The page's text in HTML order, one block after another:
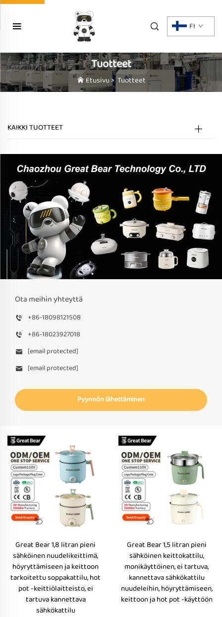
FI
Tuotteet
Etusivu> Tuotteet
KAIKKI TUOTTEET
Ota meihin yhteyttä
+86-18098121508
+86-18023927018
[email protected]
[email protected]
Pyynnön lähettäminen
Great Bear 1,8 litran pieni
sähköinen nuudelikeittimä,
höyryttämiseen ja keittoon
tarkoitettu soppakattilu, hot
pot -keittiölaitteisto, ei
tartuva kannettava
sähkökattilu
Great Bear 1,5 litran pieni
sähköinen keittokattilu,
monikäyttöinen, ei tartuva,
kannettava sähkökattilu
nuudeleihin, höyryttämiseen,
keittoon ja hot pot -käyttöön